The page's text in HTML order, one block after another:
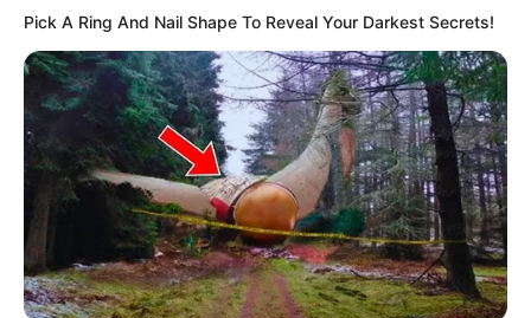
sudah pernah kamu lakukan?
TAGS EXFOLIATING KECANTIKAN PEELING
Pick A Ring And Nail Shape To Reveal Your Darkest Secrets!